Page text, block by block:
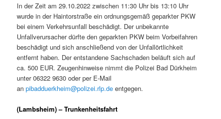
In der Zeit am 29.10.2022 zwischen 11:30 Uhr bis 13:10 Uhr
wurde in der Haintorstraße ein ordnungsgemäß geparkter PKW
bei einem Verkehrsunfall beschädigt. Der unbekannte
Unfallverursacher dürfte den geparkten PKW beim Vorbeifahren
beschädigt und sich anschließend von der Unfallörtlichkeit
entfernt haben. Der entstandene Sachschaden beläuft sich auf
ca. 500 EUR. Zeugenhinweise nimmt die Polizei Bad Dürkheim
unter 06322 9630 oder per E-Mail
anpibadduerkheim@polizei.rlp.de entgegen.
(Lambsheim) – Trunkenheitsfahrt